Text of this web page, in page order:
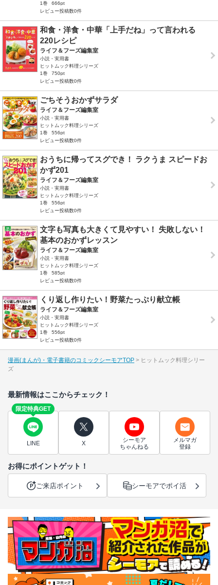
1巻
666pt
レビュー投稿数0件
和食・洋食・中華「上手だね」って言われる
220レシピ
ライフ＆フーズ編集室
小説・実用書
ヒットムック料理シリーズ
1巻
750pt
レビュー投稿数0件
ごちそうおかずサラダ
ライフ＆フーズ編集室
小説・実用書
ヒットムック料理シリーズ
1巻
556pt
レビュー投稿数0件
おうちに帰ってスグでき！ ラクうま スピードお
かず201
ライフ＆フーズ編集室
小説・実用書
ヒットムック料理シリーズ
1巻
556pt
レビュー投稿数0件
文字も写真も大きくて見やすい！ 失敗しない！
基本のおかずレッスン
ライフ＆フーズ編集室
小説・実用書
ヒットムック料理シリーズ
1巻
585pt
レビュー投稿数0件
くり返し作りたい！野菜たっぷり献立帳
ライフ＆フーズ編集室
小説・実用書
ヒットムック料理シリーズ
1巻
556pt
レビュー投稿数0件
漫画(まんが)・電子書籍のコミックシーモアTOP
ヒットムック料理シリー
ズ
最新情報はここからチェック！
限定特典GET
LINE X
シーモア
ちゃんねる
メルマガ
登録
お得にポイントゲット！
ご来店ポイント シーモアでポイ活